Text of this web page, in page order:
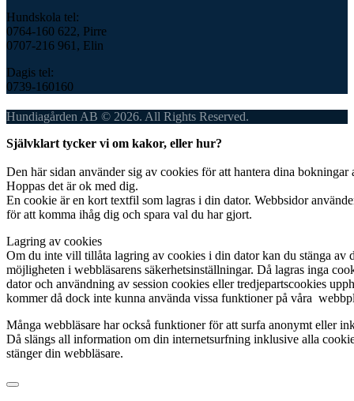
Hundskola tel:
0764-160 622, Pirre
0707-216 961, Elin
Dagis tel:
0739-160160
Hundiagården AB © 2026. All Rights Reserved.
Självklart tycker vi om kakor, eller hur?
Den här sidan använder sig av cookies för att hantera dina bokningar
Hoppas det är ok med dig.
En cookie är en kort textfil som lagras i din dator. Webbsidor
för att komma ihåg dig och spara val du har gjort.
Lagring av cookies
Om du inte vill tillåta lagring av cookies i din dator kan du stänga av
möjligheten i webbläsarens säkerhetsinställningar. Då lagras inga
dator och användning av session cookies eller tredjepartscookies
kommer då dock inte kunna använda vissa funktioner på våra
Många webbläsare har också funktioner för att surfa anonymt eller
Då slängs all information om din internetsurfning inklusive alla
stänger din webbläsare.